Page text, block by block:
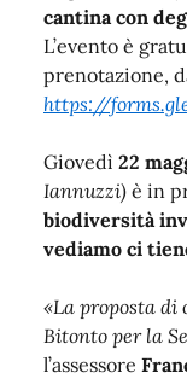
cantina con
L’evento è
prenotazione,
https://
Giovedì 22
Iannuzzi) è in
biodiversità
vediamo ci
«La proposta
Bitonto per la
l’assessore